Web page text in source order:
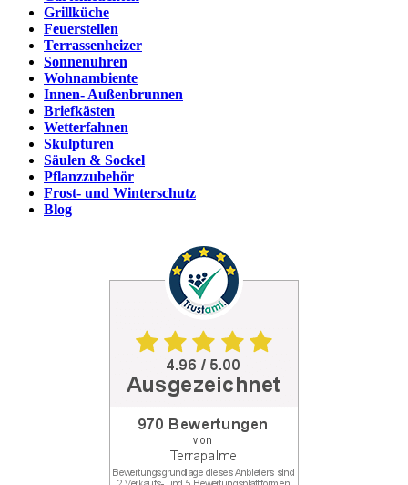
Grillküche
Feuerstellen
Terrassenheizer
Sonnenuhren
Wohnambiente
Innen- Außenbrunnen
Briefkästen
Wetterfahnen
Skulpturen
Säulen & Sockel
Pflanzzubehör
Frost- und Winterschutz
Blog